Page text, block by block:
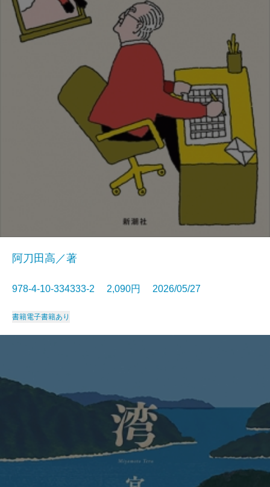
阿刀田高／著
978-4-10-334333-2 2,090円 2026/05/27
書籍電子書籍あり